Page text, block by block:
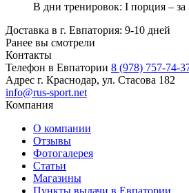
В дни тренировок: I порция –
Доставка в г. Евпатория: 9-10 дней
Ранее вы смотрели
Контакты
Телефон в Евпатории 8 (978) 757-74-
Адрес г. Краснодар, ул. Стасова 182
info@rus-sport.net
Компания
О компании
Отзывы
Фотогалерея
Статьи
Магазины